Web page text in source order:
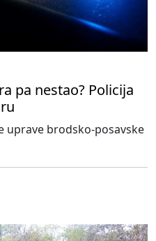
pa nestao? Policija
uprave brodsko-posavske